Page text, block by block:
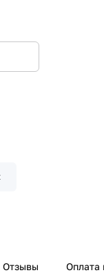
Отзывы Оплата